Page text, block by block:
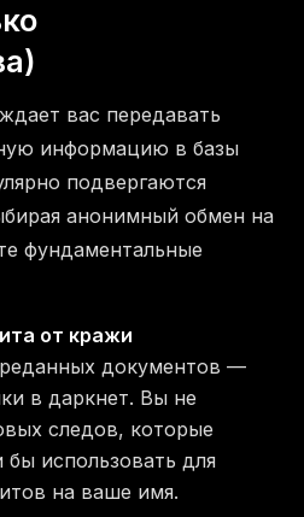
вас передавать
информацию в базы
подвергаются
анонимный обмен на
фундаментальные
от кражи
документов —
в даркнет. Вы не
следов, которые
использовать для
на ваше имя.